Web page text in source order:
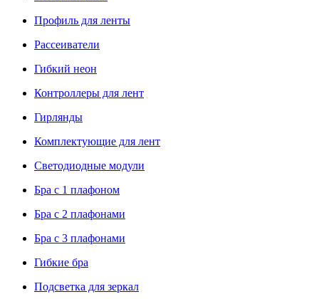
Профиль для ленты
Рассеиватели
Гибкий неон
Контроллеры для лент
Гирлянды
Комплектующие для лент
Светодиодные модули
Бра с 1 плафоном
Бра с 2 плафонами
Бра с 3 плафонами
Гибкие бра
Подсветка для зеркал